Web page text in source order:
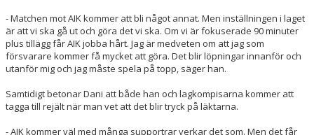
- Matchen mot AIK kommer att bli något annat. Men inställningen i laget
är att vi ska gå ut och göra det vi ska. Om vi är fokuserade 90 minuter
plus tillägg får AIK jobba hårt. Jag är medveten om att jag som
försvarare kommer få mycket att göra. Det blir löpningar innanför och
utanför mig och jag måste spela på topp, säger han.
Samtidigt betonar Dani att både han och lagkompisarna kommer att
tagga till rejält när man vet att det blir tryck på läktarna.
- AIK kommer väl med många supportrar verkar det som. Men det får